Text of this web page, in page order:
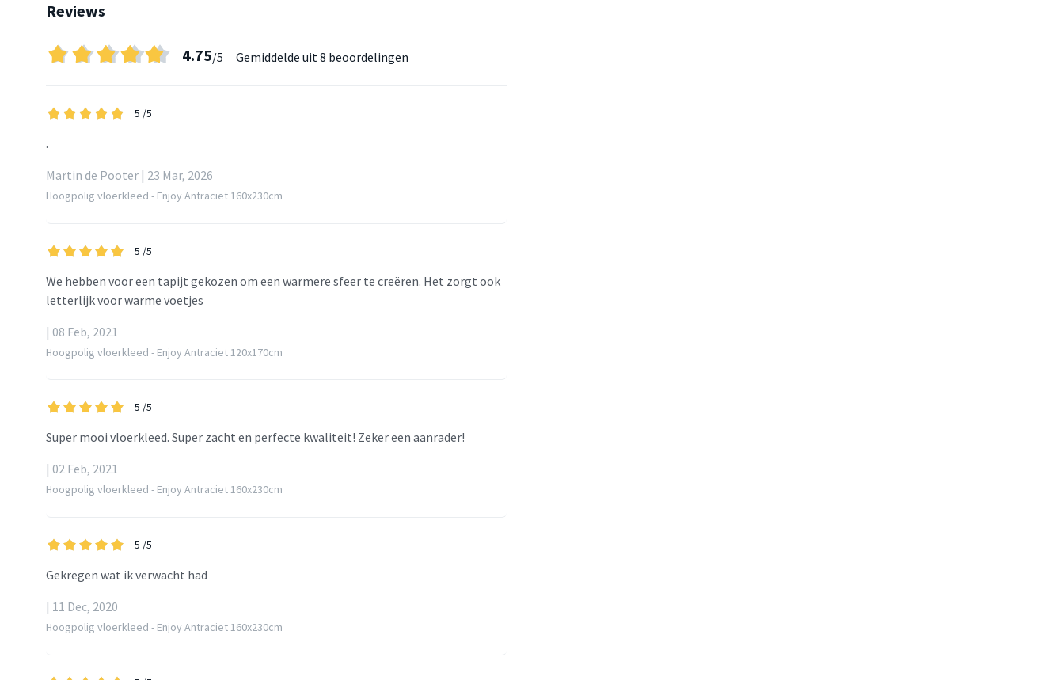
Reviews
4.75/5 Gemiddelde uit8 beoordelingen
5 /5
.
Martin de Pooter | 23 Mar, 2026
Hoogpolig vloerkleed - Enjoy Antraciet 160x230cm
5 /5
We hebben voor een tapijt gekozen om een warmere sfeer te creëren. Het zorgt ook
letterlijk voor warme voetjes
| 08 Feb, 2021
Hoogpolig vloerkleed - Enjoy Antraciet 120x170cm
5 /5
Super mooi vloerkleed. Super zacht en perfecte kwaliteit! Zeker een aanrader!
| 02 Feb, 2021
Hoogpolig vloerkleed - Enjoy Antraciet 160x230cm
5 /5
Gekregen wat ik verwacht had
| 11 Dec, 2020
Hoogpolig vloerkleed - Enjoy Antraciet 160x230cm